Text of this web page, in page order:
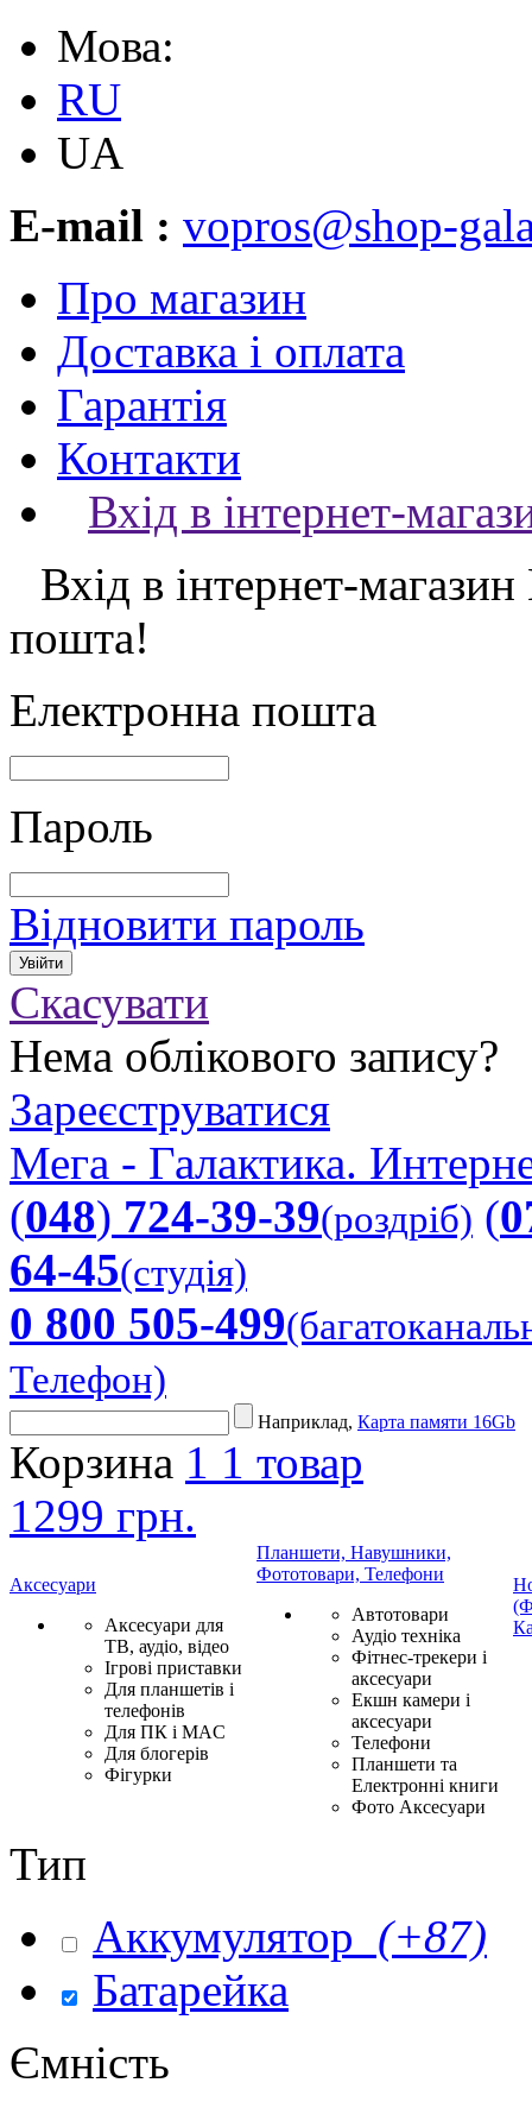
Мова:
RU
UA
E-mail : vopros@shop-
Про магазин
Доставка і оплата
Гарантія
Контакти
Вхід в інтернет-
Вхід в інтернет-магазин
пошта!
Електронна пошта
Пароль
Відновити пароль
Скасувати
Нема облікового запису?
Зареєструватися
Мега - Галактика.
(048) 724-39-39(роздріб) (
64-45(студія)
0 800 505-499
Телефон)
Наприклад, Карта памяти 16Gb
Корзина 1 1 товар
1299 грн.
Аксесуари
Аксесуари для
ТВ, аудіо, відео
Ігрові приставки
Для планшетів і
телефонів
Для ПК і MAC
Для блогерів
Фігурки
Планшети, Навушники,
Фототовари, Телефони
Автотовари
Аудіо техніка
Фітнес-трекери і
аксесуари
Екшн камери і
аксесуари
Телефони
Планшети та
Електронні книги
Фото Аксесуари
Тип
Аккумулятор (+87)
Батарейка
Ємність